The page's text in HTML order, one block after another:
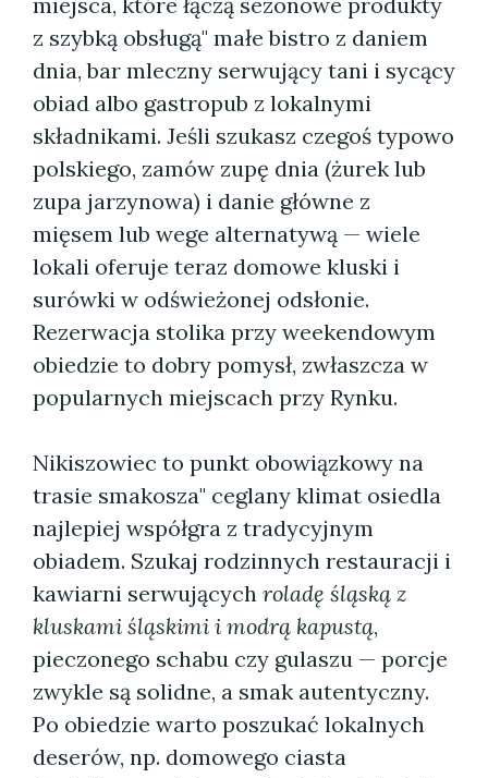
z szybką obsługą" małe bistro z daniem
dnia, bar mleczny serwujący tani i sycący
obiad albo gastropub z lokalnymi
składnikami. Jeśli szukasz czegoś typowo
polskiego, zamów zupę dnia (żurek lub
zupa jarzynowa) i danie główne z
mięsem lub wege alternatywą — wiele
lokali oferuje teraz domowe kluski i
surówki w odświeżonej odsłonie.
Rezerwacja stolika przy weekendowym
obiedzie to dobry pomysł, zwłaszcza w
popularnych miejscach przy Rynku.
Nikiszowiec to punkt obowiązkowy na
trasie smakosza" ceglany klimat osiedla
najlepiej współgra z tradycyjnym
obiadem. Szukaj rodzinnych restauracji i
kawiarni serwujących roladę śląską z
kluskami śląskimi i modrą kapustą,
pieczonego schabu czy gulaszu — porcje
zwykle są solidne, a smak autentyczny.
Po obiedzie warto poszukać lokalnych
deserów, np. domowego ciasta